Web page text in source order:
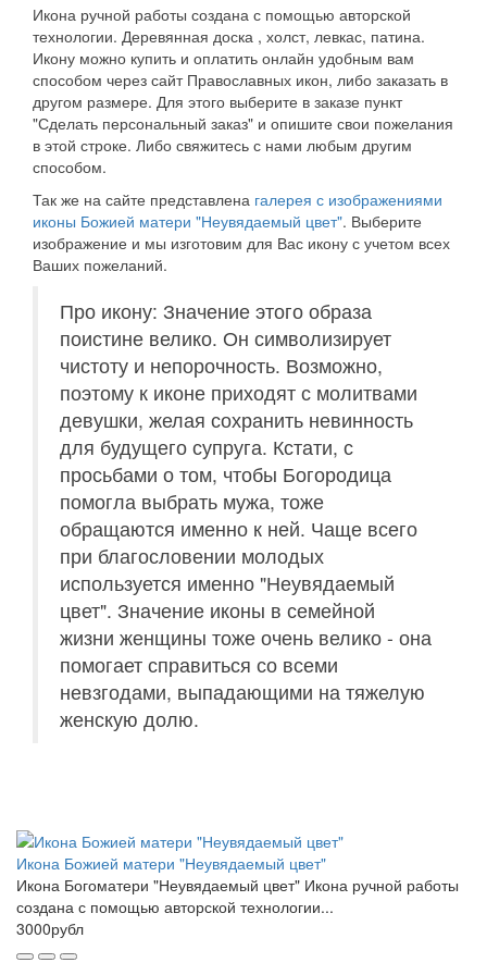
Икона ручной работы создана с помощью авторской
технологии. Деревянная доска , холст, левкас, патина.
Икону можно купить и оплатить онлайн удобным вам
способом через сайт Православных икон, либо заказать в
другом размере. Для этого выберите в заказе пункт
"Сделать персональный заказ" и опишите свои пожелания
в этой строке. Либо свяжитесь с нами любым другим
способом.
Так же на сайте представлена галерея с изображениями
иконы Божией матери "Неувядаемый цвет". Выберите
изображение и мы изготовим для Вас икону с учетом всех
Ваших пожеланий.
Про икону: Значение этого образа
поистине велико. Он символизирует
чистоту и непорочность. Возможно,
поэтому к иконе приходят с молитвами
девушки, желая сохранить невинность
для будущего супруга. Кстати, с
просьбами о том, чтобы Богородица
помогла выбрать мужа, тоже
обращаются именно к ней. Чаще всего
при благословении молодых
используется именно "Неувядаемый
цвет". Значение иконы в семейной
жизни женщины тоже очень велико - она
помогает справиться со всеми
невзгодами, выпадающими на тяжелую
женскую долю.
Икона Божией матери "Неувядаемый цвет"
Икона Богоматери "Неувядаемый цвет" Икона ручной работы
создана с помощью авторской технологии...
3000рубл